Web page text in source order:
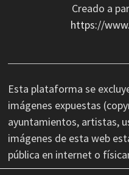
Creado a
https://
Esta plataforma se
imágenes expuestas
ayuntamientos, artistas,
imágenes de esta web
pública en internet o